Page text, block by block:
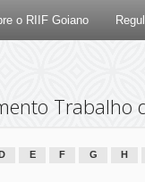
o RIIF Goiano
Trabalho
D E F G H